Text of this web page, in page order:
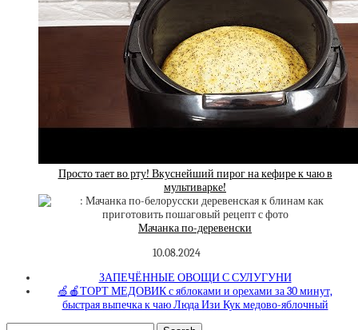
Просто тает во рту! Вкуснейший пирог на кефире к чаю в
мультиварке!
Мачанка по-деревенски
10.08.2024
ЗАПЕЧЁННЫЕ ОВОЩИ С СУЛУГУНИ
🍏🍎ТОРТ МЕДОВИК с яблоками и орехами за 30 минут,
быстрая выпечка к чаю Люда Изи Кук медово-яблочный